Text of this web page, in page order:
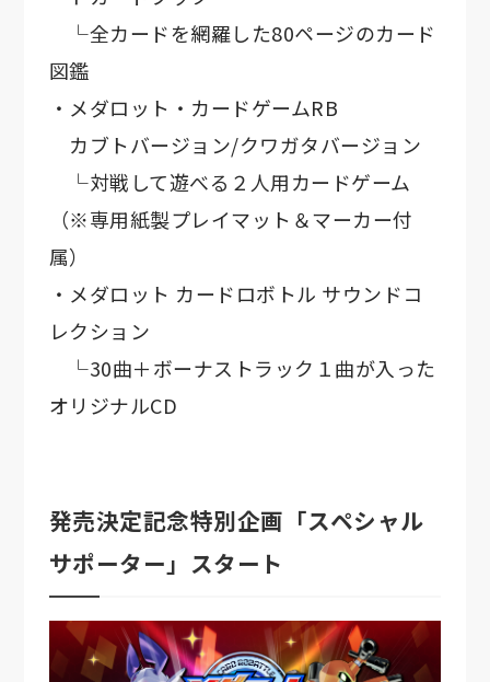
└全カードを網羅した80ページのカード
図鑑
・メダロット・カードゲームRB
カブトバージョン/クワガタバージョン
└対戦して遊べる２人用カードゲーム
（※専用紙製プレイマット＆マーカー付
属）
・メダロット カードロボトル サウンドコ
レクション
└30曲＋ボーナストラック１曲が入った
オリジナルCD
発売決定記念特別企画「スペシャル
サポーター」スタート